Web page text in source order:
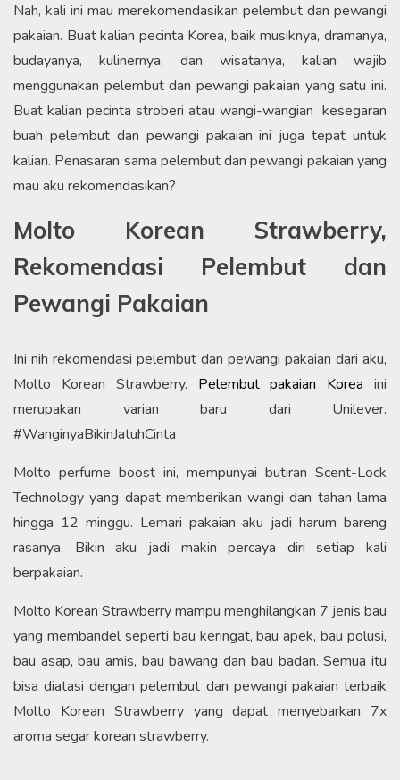
Nah, kali ini mau merekomendasikan pelembut dan pewangi
pakaian. Buat kalian pecinta Korea, baik musiknya, dramanya,
budayanya, kulinernya, dan wisatanya, kalian wajib
menggunakan pelembut dan pewangi pakaian yang satu ini.
Buat kalian pecinta stroberi atau wangi-wangian kesegaran
buah pelembut dan pewangi pakaian ini juga tepat untuk
kalian. Penasaran sama pelembut dan pewangi pakaian yang
mau aku rekomendasikan?
Molto Korean Strawberry,
Rekomendasi Pelembut dan
Pewangi Pakaian
Ini nih rekomendasi pelembut dan pewangi pakaian dari aku,
Molto Korean Strawberry. Pelembut pakaian Korea ini
merupakan varian baru dari Unilever.
#WanginyaBikinJatuhCinta
Molto perfume boost ini, mempunyai butiran Scent-Lock
Technology yang dapat memberikan wangi dan tahan lama
hingga 12 minggu. Lemari pakaian aku jadi harum bareng
rasanya. Bikin aku jadi makin percaya diri setiap kali
berpakaian.
Molto Korean Strawberry mampu menghilangkan 7 jenis bau
yang membandel seperti bau keringat, bau apek, bau polusi,
bau asap, bau amis, bau bawang dan bau badan. Semua itu
bisa diatasi dengan pelembut dan pewangi pakaian terbaik
Molto Korean Strawberry yang dapat menyebarkan 7x
aroma segar korean strawberry.